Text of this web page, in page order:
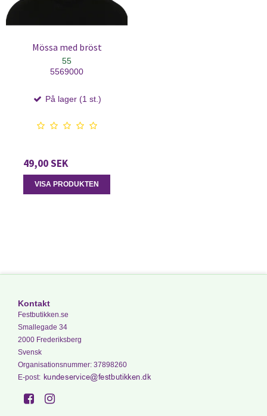
Mössa med bröst
55
5569000
På lager (1 st.)
49,00 SEK
VISA PRODUKTEN
Kontakt
Festbutikken.se
Smallegade 34
2000 Frederiksberg
Svensk
Organisationsnummer: 37898260
E-post: